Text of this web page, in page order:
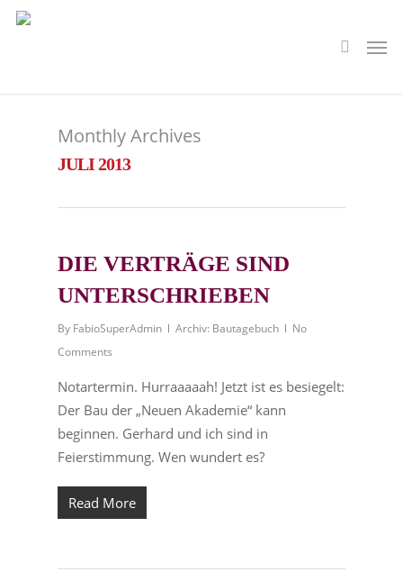
Monthly Archives
JULI 2013
DIE VERTRÄGE SIND
UNTERSCHRIEBEN
By FabioSuperAdmin Archiv: Bautagebuch
No
Comments
Notartermin. Hurraaaaah! Jetzt ist es besiegelt:
Der Bau der „Neuen Akademie“ kann
beginnen. Gerhard und ich sind in
Feierstimmung. Wen wundert es?
Read More